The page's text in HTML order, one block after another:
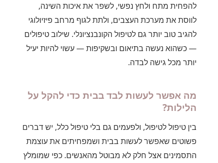
להפחית מתח ולחץ נפשי, לשפר את איכות השינה,
לווסת את מערכת העצבים, ולתת לגוף מרחב פיזיולוגי
להגיב טוב יותר גם לטיפול הקונבנציונלי. שילוב טיפולים
— כשהוא נעשה בתיאום ובשקיפות — עשוי להיות יעיל
יותר מכל גישה לבדה.
מה אפשר לעשות לבד בבית כדי להקל על
הלילות?
בין טיפול לטיפול, ולפעמים גם בלי טיפול כלל, יש דברים
פשוטים שאפשר לעשות בבית ושמפחיתים את עוצמת
התסמינים אצל חלק לא מבוטל מהאנשים. כפי שמומלץ